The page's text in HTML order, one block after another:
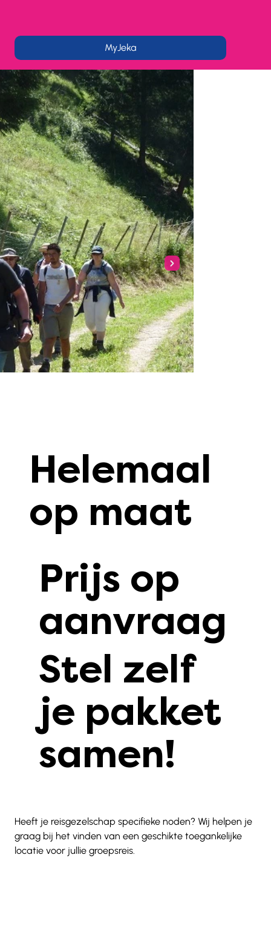
MyJeka
Helemaal
op maat
Prijs op
aanvraag
Stel zelf
je pakket
samen!
Heeft je reisgezelschap specifieke noden? Wij helpen je
graag bij het vinden van een geschikte toegankelijke
locatie voor jullie groepsreis.